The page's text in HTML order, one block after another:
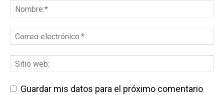
Guardar mis datos para el próximo comentario